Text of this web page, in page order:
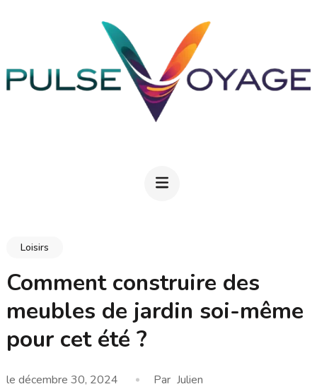
(Pressez
Loisirs
Comment construire des
meubles de jardin soi-même
pour cet été ?
le décembre 30, 2024 Par Julien